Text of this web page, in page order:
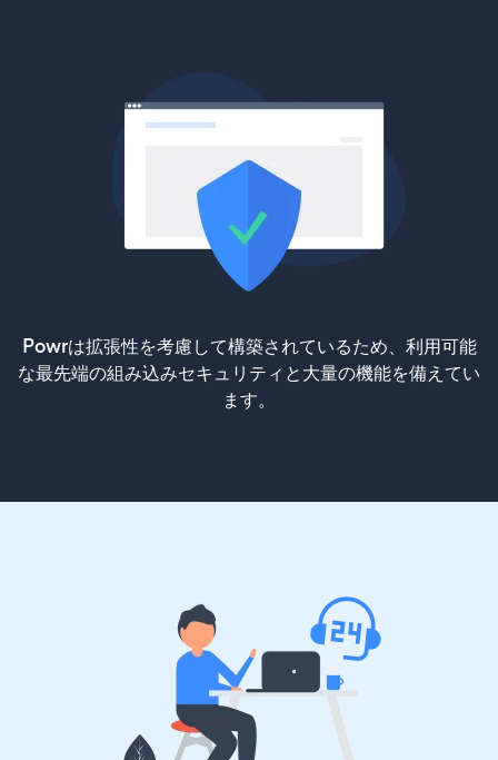
Powrは拡張性を考慮して構築されているため、利用可能
な最先端の組み込みセキュリティと大量の機能を備えてい
ます。